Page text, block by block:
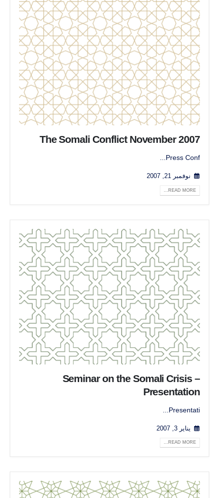
The Somali Conflict November 2007
Press Conf...
نوفمبر 21, 2007
READ MORE...
Seminar on the Somali Crisis –
Presentation
Presentati...
يناير 3, 2007
READ MORE...